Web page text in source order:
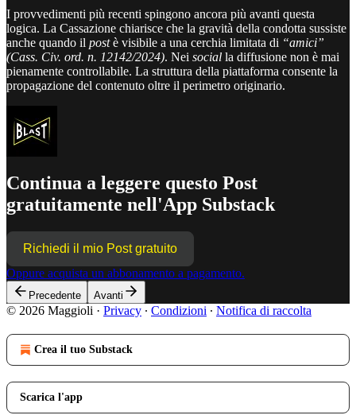
I provvedimenti più recenti spingono ancora più avanti questa
logica. La Cassazione chiarisce che la gravità della condotta sussiste
anche quando il postè visibile a una cerchia limitata di “amici”
(Cass. Civ. ord. n. 12142/2024). Nei social la diffusione non è mai
pienamente controllabile. La struttura della piattaforma consente la
propagazione del contenuto oltre il perimetro originario.
Continua a leggere questo Post
gratuitamente nell'App Substack
Richiedi il mio Post gratuito
Oppure acquista un abbonamento a pagamento.
Precedente Avanti
© 2026 Maggioli · Privacy ∙ Condizioni ∙ Notifica di raccolta
Crea il tuo Substack
Scarica l'app